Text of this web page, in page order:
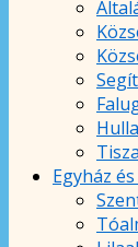
Egyház